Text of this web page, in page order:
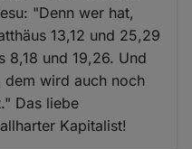
"Denn wer hat,
13,12 und 25,29
8,18 und 19,26. Und
wird auch noch
Das liebe
Kapitalist!